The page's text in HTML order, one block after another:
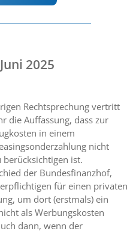
2025
Rechtsprechung vertritt
die Auffassung, dass zur
in einem
nicht
ist.
der Bundesfinanzhof,
für einen privaten
um dort (erstmals) ein
als Werbungskosten
dann, wenn der